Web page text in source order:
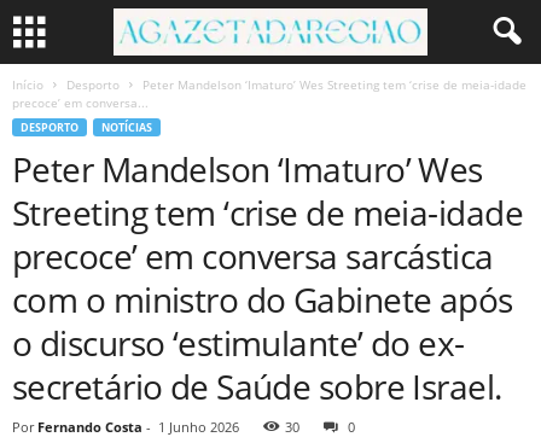
Início Desporto
Peter Mandelson ‘Imaturo’ Wes Streeting tem ‘crise de meia-idade
precoce’ em conversa...
DESPORTO NOTÍCIAS
Peter Mandelson ‘Imaturo’ Wes
Streeting tem ‘crise de meia-idade
precoce’ em conversa sarcástica
com o ministro do Gabinete após
o discurso ‘estimulante’ do ex-
secretário de Saúde sobre Israel.
Por Fernando Costa - 1 Junho 2026 30 0